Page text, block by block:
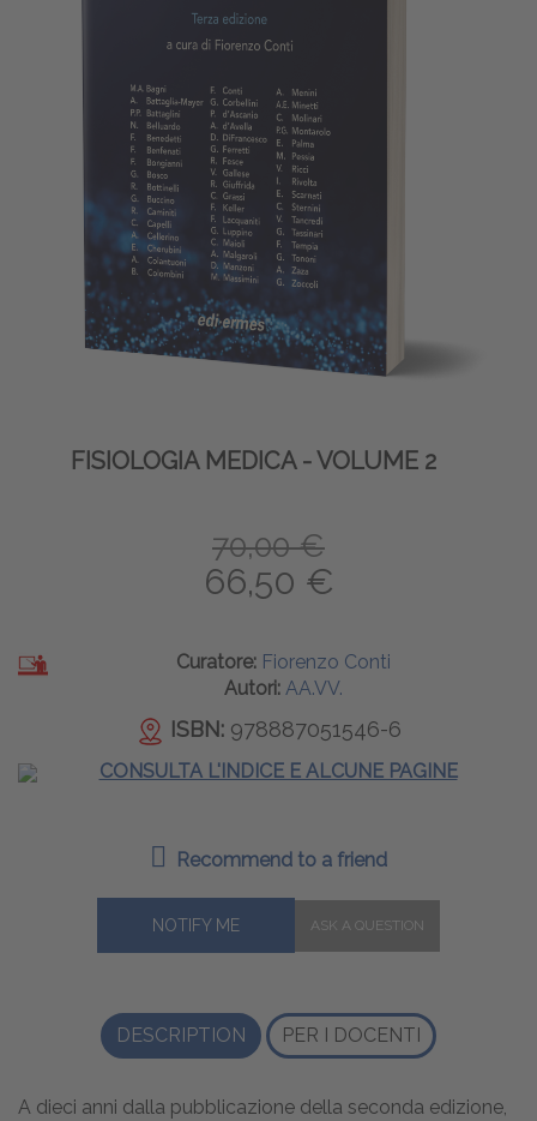
FISIOLOGIA MEDICA - VOLUME 2
70,00 €
66,50 €
Curatore: Fiorenzo Conti
Autori: AA.VV.
ISBN: 978887051546-6
CONSULTA L'INDICE E ALCUNE PAGINE
Recommend to a friend
NOTIFY ME
DESCRIPTION PER I DOCENTI
A dieci anni dalla pubblicazione della seconda edizione,